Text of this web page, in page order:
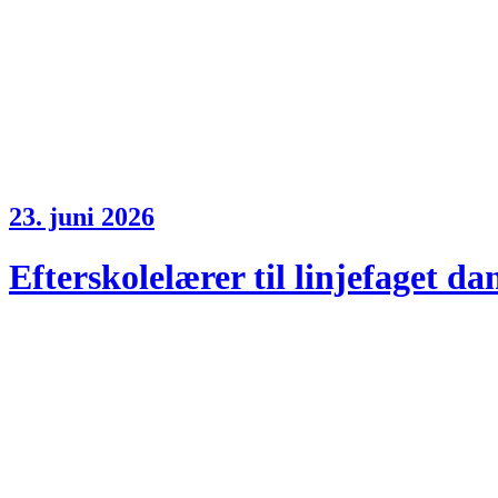
23. juni 2026
Efterskolelærer til linjefaget